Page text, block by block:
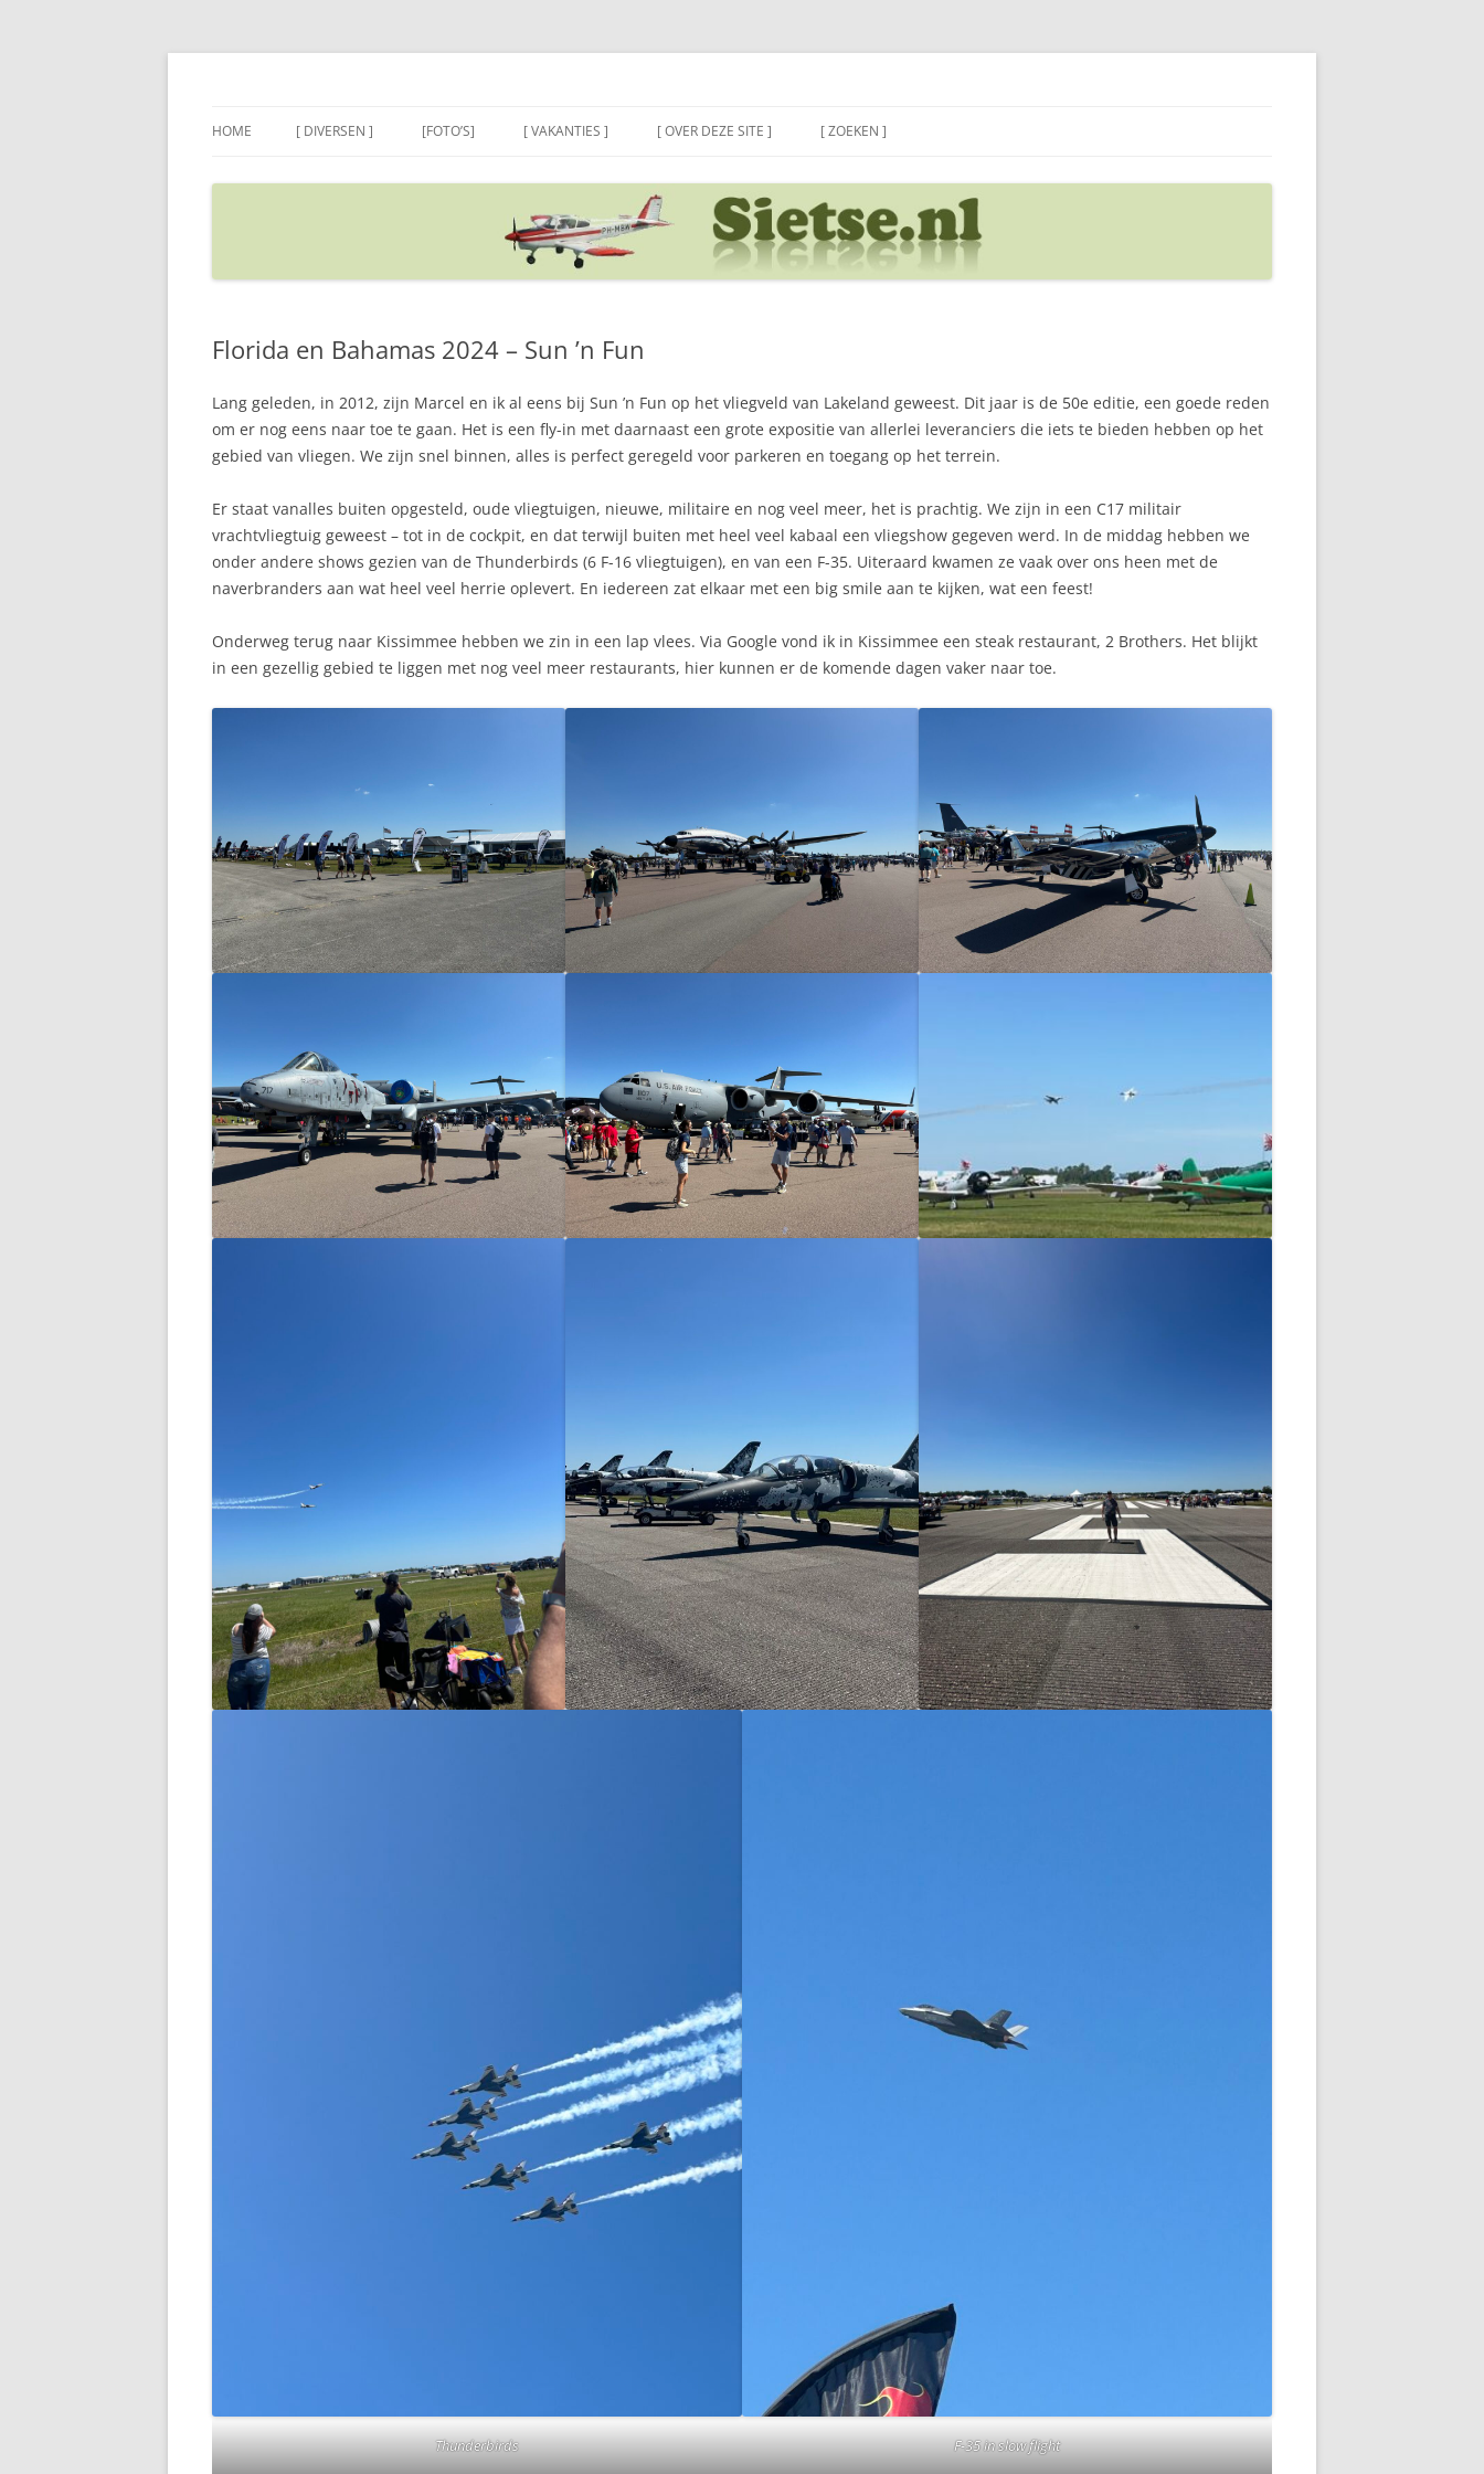
Ga
HOME [ DIVERSEN ] [FOTO’S] [ VAKANTIES ] [ OVER DEZE SITE ] [ ZOEKEN ]
Florida en Bahamas 2024 – Sun ’n Fun
Lang geleden, in 2012, zijn Marcel en ik al eens bij Sun ’n Fun op het vliegveld van Lakeland geweest. Dit jaar is de 50e editie, een goede reden
om er nog eens naar toe te gaan. Het is een fly-in met daarnaast een grote expositie van allerlei leveranciers die iets te bieden hebben op het
gebied van vliegen. We zijn snel binnen, alles is perfect geregeld voor parkeren en toegang op het terrein.
Er staat vanalles buiten opgesteld, oude vliegtuigen, nieuwe, militaire en nog veel meer, het is prachtig. We zijn in een C17 militair
vrachtvliegtuig geweest – tot in de cockpit, en dat terwijl buiten met heel veel kabaal een vliegshow gegeven werd. In de middag hebben we
onder andere shows gezien van de Thunderbirds (6 F-16 vliegtuigen), en van een F-35. Uiteraard kwamen ze vaak over ons heen met de
naverbranders aan wat heel veel herrie oplevert. En iedereen zat elkaar met een big smile aan te kijken, wat een feest!
Onderweg terug naar Kissimmee hebben we zin in een lap vlees. Via Google vond ik in Kissimmee een steak restaurant, 2 Brothers. Het blijkt
in een gezellig gebied te liggen met nog veel meer restaurants, hier kunnen er de komende dagen vaker naar toe.
Thunderbirds F-35 in slow flight